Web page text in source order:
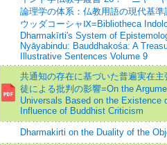
論理学の体系：仏教用語の現代基
ウッダコーシャⅨ=Bibliotheca
Dharmakīrti's System of
Nyāyabindu: Bauddhakośa: A
Illustrative Sentences Volume 9
共通知の存在に基づいた普遍実在
徒による批判の影響=On the
Universals Based on the Existence
Influence of Buddhist Criticism
Dharmakirti on the Duality of the